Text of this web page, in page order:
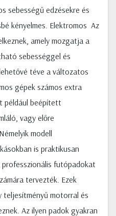
sebességű edzésekre és
kényelmes. Elektromos Az
amely mozgatja a
sebességgel és
téve a változatos
gépek számos extra
például beépített
vagy előre
modell
is praktikusan
futópadokat
tervezték. Ezek
teljesítményű motorral és
Az ilyen padok gyakran